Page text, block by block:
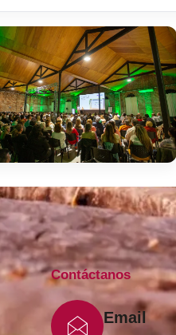
Contáctanos
Email